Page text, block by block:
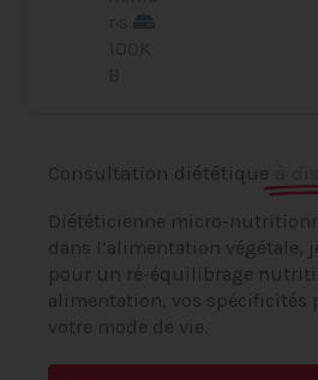
Consultation diététique
Diététicienne micro-
dans l’alimentation végétale,
pour un ré-équilibrage
alimentation, vos spécificités
votre mode de vie.